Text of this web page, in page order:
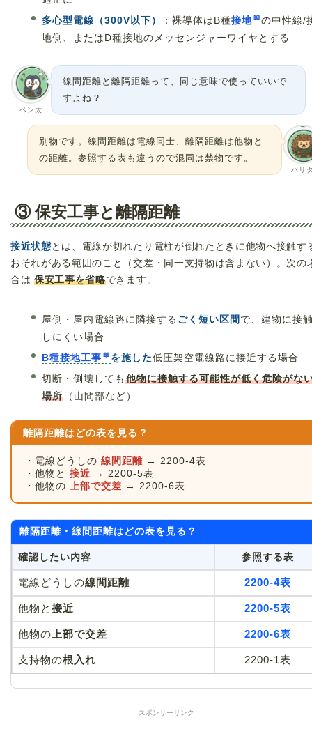
多心型電線（300V以下） ：裸導体はB種接地
の中性線/
地側、またはD種接地のメッセンジャーワイヤとする
ペン太
線間距離と離隔距離って、同じ意味で使っていいで
すよね？
ハリ
別物です。線間距離は電線同士、離隔距離は他物と
の距離。参照する表も違うので混同は禁物です。
③ 保安工事と離隔距離
接近状態 とは、電線が切れたり電柱が倒れたときに他物へ接触す
おそれがある範囲のこと（交差・同一支持物は含まない）。次の
合は保安工事を省略できます。
屋側・屋内電線路に隣接する ごく短い区間 で、建物に接
しにくい場合
B種接地工事 を施した低圧架空電線路に接近する場合
切断・倒壊しても 他物に接触する可能性が低く危険がな
場所（山間部など）
離隔距離はどの表を見る？
・電線どうしの 線間距離 → 2200-4表
・他物と 接近 → 2200-5表
・他物の
上部で交差 → 2200-6表
離隔距離・線間距離はどの表を見る？
確認したい内容 参照する表
電線どうしの線間距離 2200-4表
他物と 接近 2200-5表
他物の 上部で交差 2200-6表
支持物の根入れ 2200-1表
スポンサーリンク